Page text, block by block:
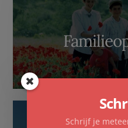
Schrijf je